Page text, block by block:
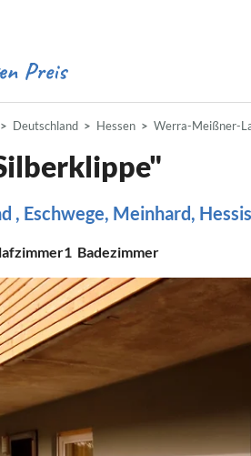
Deutschland Hessen Werra-Meißner-
, Eschwege, Meinhard,
1 Badezimmer